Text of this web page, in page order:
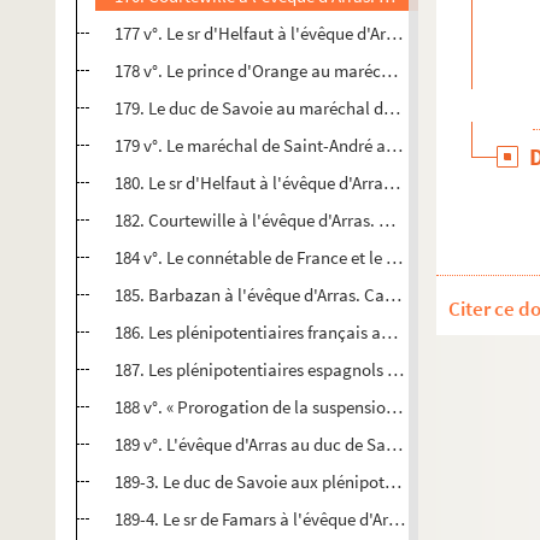
177 v°. Le sr d'Helfaut à l'évêque d'Arras. Le Quesnoy, 29
178 v°. Le prince d'Orange au maréchal de Saint-André.
179. Le duc de Savoie au maréchal de Saint-André.
179 v°. Le maréchal de Saint-André au sr de Famars.
180. Le sr d'Helfaut à l'évêque d'Arras. Cateau-
182. Courtewille à l'évêque d'Arras. Cateau-Cambrésis,
184 v°. Le connétable de France et le cardinal de
185. Barbazan à l'évêque d'Arras. Cateau-Cambrésis, 1er
186. Les plénipotentiaires français aux plénipotentiaires
187. Les plénipotentiaires espagnols au roi Philippe II.
188 v°. « Prorogation de la suspension d'armes, avec la
189 v°. L'évêque d'Arras au duc de Savoie. Cateau-
189-3. Le duc de Savoie aux plénipotentiaires espagnols.
189-4. Le sr de Famars à l'évêque d'Arras, Citadelle de
Citer ce